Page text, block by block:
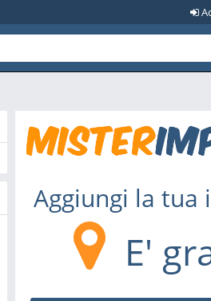
Aggiungi la tua
E'